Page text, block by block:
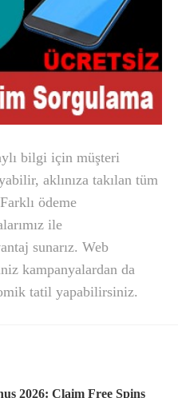
bilgi için müşteri
aklınıza takılan tüm
ödeme
ile
sunarız. Web
kampanyalardan da
tatil yapabilirsiniz.
2026: Claim Free Spins